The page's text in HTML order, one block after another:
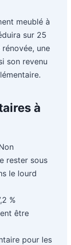
meublé à
sur 25
une
son revenu
à
rester sous
le lourd
%
être
pour les